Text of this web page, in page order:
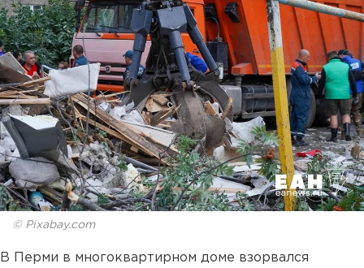
© Pixabay.com
В Перми в многоквартирном доме взорвался